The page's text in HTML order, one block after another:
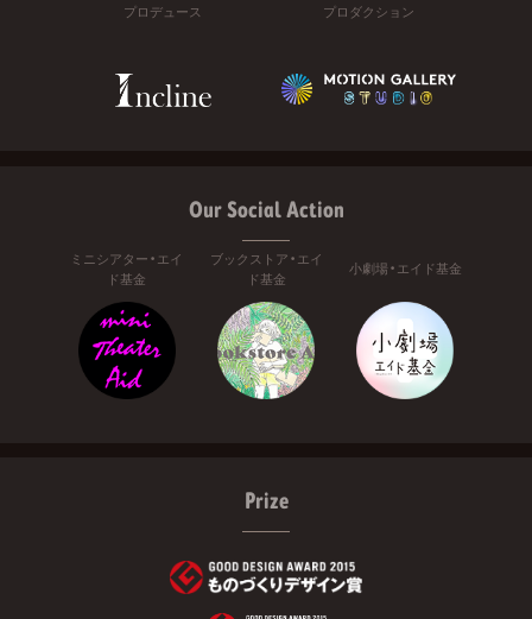
プロデュース プロダクション
Our Social Action
ミニシアター・エイ
ド基金
ブックストア・エイ
ド基金
小劇場・エイド基金
Prize